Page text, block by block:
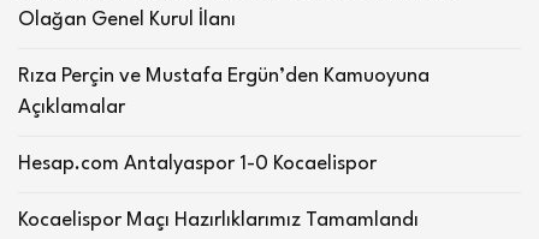
Olağan Genel Kurul İlanı
Rıza Perçin ve Mustafa Ergün’den Kamuoyuna
Açıklamalar
Hesap.com Antalyaspor 1-0 Kocaelispor
Kocaelispor Maçı Hazırlıklarımız Tamamlandı